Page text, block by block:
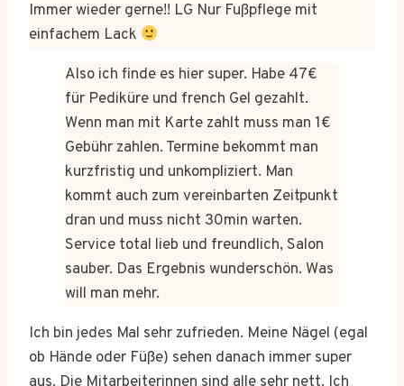
Immer wieder gerne!! LG Nur Fußpflege mit
einfachem Lack
Also ich finde es hier super. Habe 47€
für Pediküre und french Gel gezahlt.
Wenn man mit Karte zahlt muss man 1€
Gebühr zahlen. Termine bekommt man
kurzfristig und unkompliziert. Man
kommt auch zum vereinbarten Zeitpunkt
dran und muss nicht 30min warten.
Service total lieb und freundlich, Salon
sauber. Das Ergebnis wunderschön. Was
will man mehr.
Ich bin jedes Mal sehr zufrieden. Meine Nägel (egal
ob Hände oder Füße) sehen danach immer super